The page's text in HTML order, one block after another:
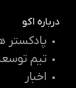
درباره اکو
پادکستر
تیم
اخبار